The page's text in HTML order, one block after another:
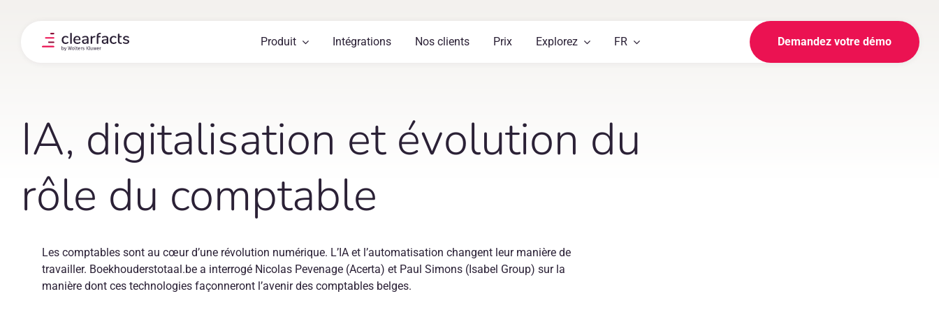
Produit Intégrations Nos clients Prix Explorez FR Demandez votre démo
IA, digitalisation et évolution du
rôle du comptable
Les comptables sont au cœur d’une révolution numérique. L’IA et l’automatisation changent leur manière de
travailler. Boekhouderstotaal.be a interrogé Nicolas Pevenage (Acerta) et Paul Simons (Isabel Group) sur la
manière dont ces technologies façonneront l’avenir des comptables belges.